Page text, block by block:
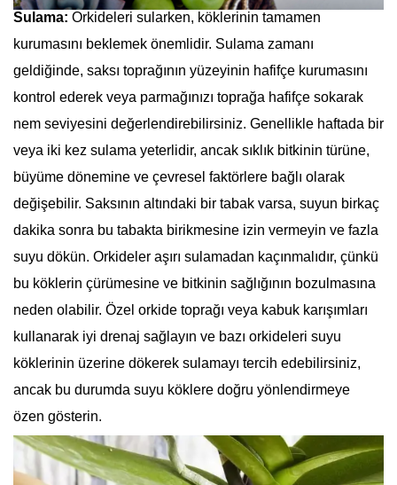
Sulama: Orkideleri sularken, köklerinin tamamen
kurumasını beklemek önemlidir. Sulama zamanı
geldiğinde, saksı toprağının yüzeyinin hafifçe kurumasını
kontrol ederek veya parmağınızı toprağa hafifçe sokarak
nem seviyesini değerlendirebilirsiniz. Genellikle haftada bir
veya iki kez sulama yeterlidir, ancak sıklık bitkinin türüne,
büyüme dönemine ve çevresel faktörlere bağlı olarak
değişebilir. Saksının altındaki bir tabak varsa, suyun birkaç
dakika sonra bu tabakta birikmesine izin vermeyin ve fazla
suyu dökün. Orkideler aşırı sulamadan kaçınmalıdır, çünkü
bu köklerin çürümesine ve bitkinin sağlığının bozulmasına
neden olabilir. Özel orkide toprağı veya kabuk karışımları
kullanarak iyi drenaj sağlayın ve bazı orkideleri suyu
köklerinin üzerine dökerek sulamayı tercih edebilirsiniz,
ancak bu durumda suyu köklere doğru yönlendirmeye
özen gösterin.